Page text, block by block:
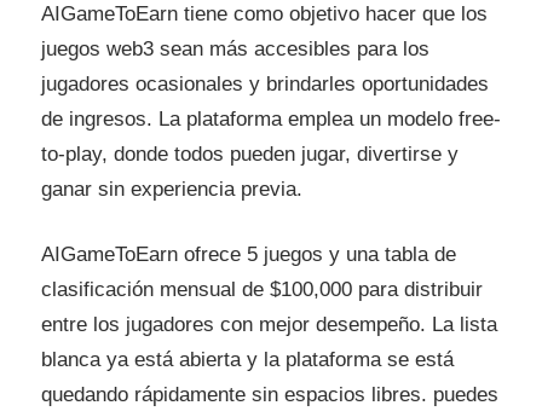
AIGameToEarn tiene como objetivo hacer que los
juegos web3 sean más accesibles para los
jugadores ocasionales y brindarles oportunidades
de ingresos. La plataforma emplea un modelo free-
to-play, donde todos pueden jugar, divertirse y
ganar sin experiencia previa.
AIGameToEarn ofrece 5 juegos y una tabla de
clasificación mensual de $100,000 para distribuir
entre los jugadores con mejor desempeño. La lista
blanca ya está abierta y la plataforma se está
quedando rápidamente sin espacios libres. puedes